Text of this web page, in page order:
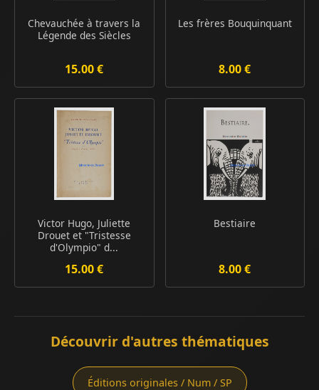
Chevauchée à travers la
Légende des Siècles
15.00 €
Les frères Bouquinquant
8.00 €
Victor Hugo, Juliette
Drouet et "Tristesse
d'Olympio" d...
15.00 €
Bestiaire
8.00 €
Découvrir d'autres thématiques
Éditions originales / Num / SP